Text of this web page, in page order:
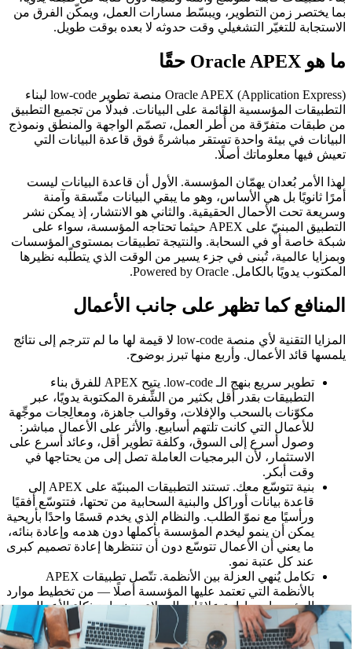
بما يختصر زمن التطوير، ويبسّط مسارات العمل، ويمكّن الفرق من
الاستجابة للتغيّر التشغيلي وقت حدوثه لا بعده بوقت طويل.
ما هو Oracle APEX حقًا
‏Oracle APEX (Application Express) منصة تطوير low-code لبناء
التطبيقات المؤسسية القائمة على البيانات. فبدلًا من تجميع التطبيق
من طبقات متفرّقة من أُطر العمل، تصمّم الواجهة والمنطق ونموذج
البيانات في بيئة واحدة تستقر مباشرةً فوق قاعدة البيانات التي
تعيش فيها معلوماتك أصلًا.
لهذا الأمر بُعدان يهمّان المؤسسة. الأول أن قاعدة البيانات ليست
أمرًا ثانويًا بل هي الأساس، وهو ما يبقي البيانات متّسقة وآمنة
وسريعة تحت الأحمال الحقيقية. والثاني هو الانتشار، إذ يمكن نشر
التطبيق المبنيّ على APEX حيثما تحتاجه المؤسسة، سواء على
شبكة خاصة أو في السحابة. والنتيجة تطبيقات بمستوى المؤسسات
وبمزايا عالمية، تُبنى في جزء يسير من الوقت الذي يتطلّبه نظيرها
المكتوب يدويًا بالكامل. Powered by Oracle.
المنافع كما تظهر على جانب الأعمال
المزايا التقنية لأي منصة low-code لا قيمة لها ما لم تترجم إلى نتائج
يلمسها قائد الأعمال. وأربع منها تبرز بوضوح.
تطوير سريع بنهج الـ low-code. يتيح APEX للفرق بناء
التطبيقات بقدر أقل بكثير من الشِّفرة المكتوبة يدويًا، عبر
مكوّنات بالسحب والإفلات، وقوالب جاهزة، ومعالِجات موجِّهة
للأعمال التي كانت تلتهم أسابيع. والأثر على الأعمال مباشر:
وصول أسرع إلى السوق، وكلفة تطوير أقل، وعائد أسرع على
الاستثمار، لأن البرمجيات العاملة تصل إلى من يحتاجها في
وقت أبكر.
بنية تتوسّع معك. تستند التطبيقات المبنيّة على APEX إلى
قاعدة بيانات أوراكل والبنية السحابية من تحتها، فتتوسّع أفقيًا
ورأسيًا مع نموّ الطلب. والنظام الذي يخدم قسمًا واحدًا بأريحية
يمكن أن ينمو ليخدم المؤسسة بأكملها دون هدمه وإعادة بنائه،
ما يعني أن الأعمال تتوسّع دون أن تنتظرها إعادة تصميم كبرى
عند كل عتبة نمو.
تكامل يُنهي العزلة بين الأنظمة. تتّصل تطبيقات APEX
بالأنظمة التي تعتمد عليها المؤسسة أصلًا — من تخطيط موارد
المؤسسات وإدارة علاقات العملاء ومنصات ذكاء الأعمال —
إضافةً إلى خدمات الأطراف الثالثة. وهنا تؤدّي المنصة عملها
الأهدأ والأكثر قيمة: تبقى البيانات متّسقة عبر المؤسسة بدل